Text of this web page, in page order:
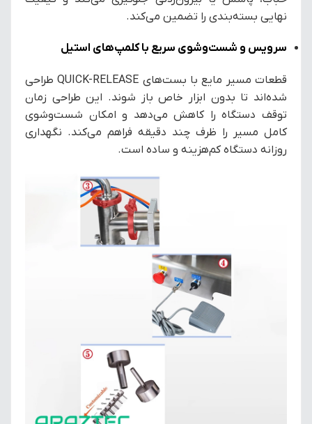
نهایی بسته‌بندی را تضمین می‌کند.
سرویس و شست‌وشوی سریع با کلمپ‌های استیل
قطعات مسیر مایع با بست‌های QUICK-RELEASE طراحی
شده‌اند تا بدون ابزار خاص باز شوند. این طراحی زمان
توقف دستگاه را کاهش می‌دهد و امکان شست‌وشوی
کامل مسیر را ظرف چند دقیقه فراهم می‌کند. نگهداری
روزانه دستگاه کم‌هزینه و ساده است.